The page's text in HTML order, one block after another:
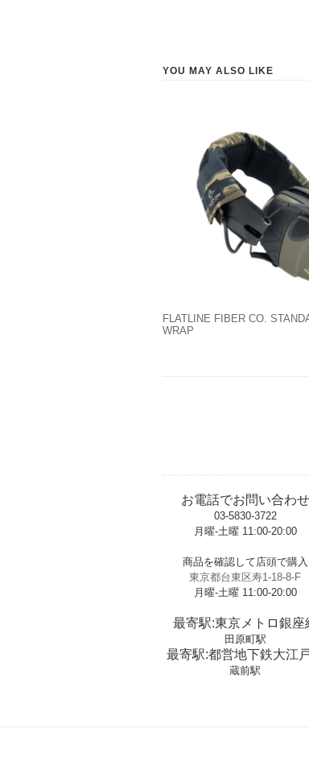
YOU MAY ALSO LIKE
FLATLINE FIBER CO.
WRAP
お電話でお問い合わせ
03-5830-3722
月曜-土曜 11:00-20:00
商品を確認して店頭で購入
東京都台東区寿1-18-8-F
月曜-土曜 11:00-20:00
最寄駅:東京メトロ銀座
田原町駅
最寄駅:都営地下鉄大江
蔵前駅